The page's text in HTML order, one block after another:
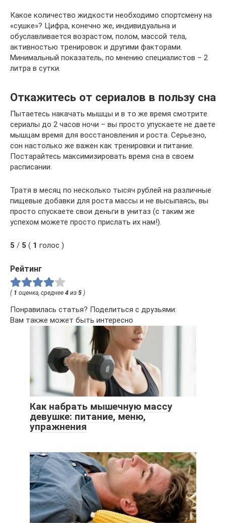
Какое количество жидкости необходимо спортсмену на
«сушке»? Цифра, конечно же, индивидуальна и
обуславливается возрастом, полом, массой тела,
активностью тренировок и другими факторами.
Минимальный показатель, по мнению специалистов – 2
литра в сутки.
Откажитесь от сериалов в пользу сна
Пытаетесь накачать мышцы и в то же время смотрите
сериалы до 2 часов ночи – вы просто упускаете не даете
мышцам время для восстановления и роста. Серьезно,
сон настолько же важен как тренировки и питание.
Постарайтесь максимизировать время сна в своем
расписании.
Тратя в месяц по несколько тысяч рублей на различные
пищевые добавки для роста массы и не высыпаясь, вы
просто спускаете свои деньги в унитаз (с таким же
успехом можете просто прислать их нам!).
5 / 5 ( 1 голос )
Рейтинг
( 1 оценка, среднее 4 из 5 )
Понравилась статья? Поделиться с друзьями:
Вам также может быть интересно
Как набрать мышечную массу
девушке: питание, меню,
упражнения